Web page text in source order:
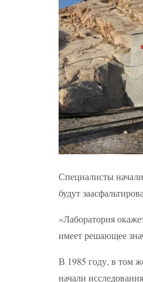
Специалисты
будут
«Лаборатория
имеет решающее
В 1985 году, в том
начали